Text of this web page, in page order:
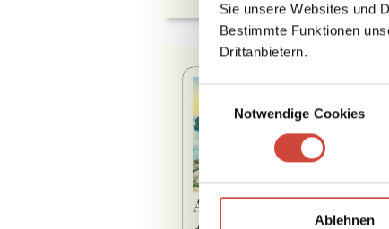
Sie unsere Websites und
Bestimmte Funktionen
Drittanbietern.
Einwilligungsauswahl
Notwendige Cookies
Ablehnen